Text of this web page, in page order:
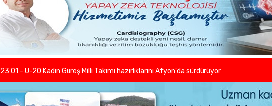
22:21 - Yeniden Refah Partisi haftalık basın açıklamasını yayımladı
23:08 - PARKHAYAT Hastanesi'nde sezon öncesi sağlık kontrolleri tamamlandı
23:04 - Afyonkarahisarlı berber ve kuaförlerden anlamlı hareket
23:01 - U-20 Kadın Güreş Milli Takımı hazırlıklarını Afyon'da sürdürüyor
22:55 - İGM Başkanı Siper: "Engelleri birlikte azaltıyoruz."